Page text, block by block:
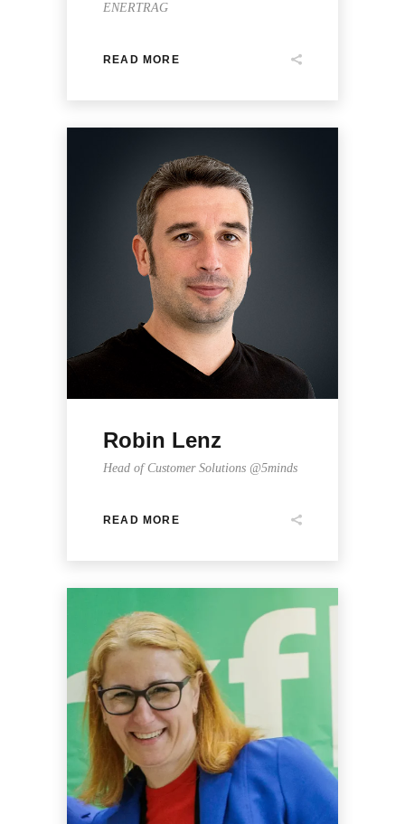
ENERTRAG
READ MORE
Robin Lenz
Head of Customer Solutions @5minds
READ MORE